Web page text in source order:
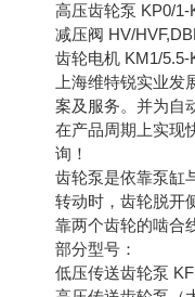
高压齿轮泵 KP0/1-
减压阀 HV/
齿轮电机 KM1/
上海维特锐实业
案及服务。并为自
在产品周期上实现
询！
齿轮泵是依靠泵缸
转动时，齿轮脱开
靠两个齿轮的啮合
部分型号：
低压传送齿轮泵